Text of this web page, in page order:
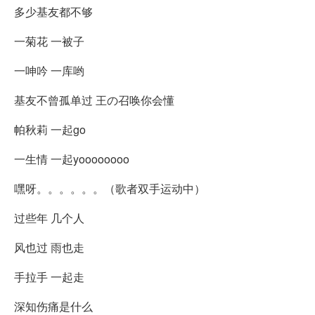
多少基友都不够
一菊花 一被子
一呻吟 一库哟
基友不曾孤单过 王の召唤你会懂
帕秋莉 一起go
一生情 一起yoooooooo
嘿呀。。。。。。（歌者双手运动中）
过些年 几个人
风也过 雨也走
手拉手 一起走
深知伤痛是什么